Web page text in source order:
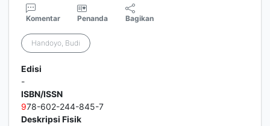
Komentar Penanda Bagikan
Handoyo, Budi
Edisi
-
ISBN/ISSN
978-602-244-845-7
Deskripsi Fisik